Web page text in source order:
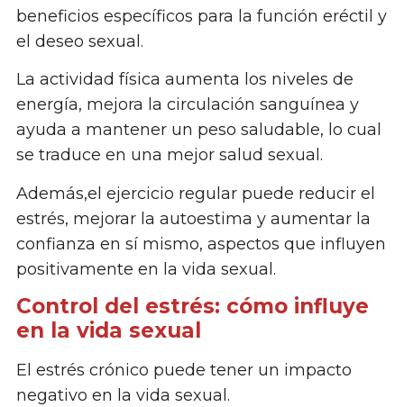
beneficios específicos para la función eréctil y
el deseo sexual.
La actividad física aumenta los niveles de
energía, mejora la circulación sanguínea y
ayuda a mantener un peso saludable, lo cual
se traduce en una mejor salud sexual.
Además,el ejercicio regular puede reducir el
estrés, mejorar la autoestima y aumentar la
confianza en sí mismo, aspectos que influyen
positivamente en la vida sexual.
Control del estrés: cómo influye
en la vida sexual
El estrés crónico puede tener un impacto
negativo en la vida sexual.